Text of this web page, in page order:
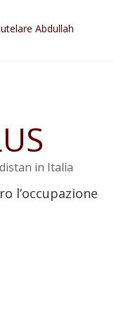
trasformata in
Abdullah
sotto minaccia
ostacolerebbe
i crimini di guerra
in Italia
l’occupazione